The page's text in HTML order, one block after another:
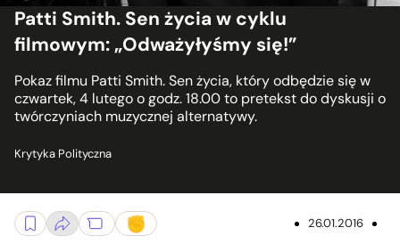
Patti Smith. Sen życia w cyklu
filmowym: „Odważyłyśmy się!”
Pokaz filmu Patti Smith. Sen życia, który odbędzie się w
czwartek, 4 lutego o godz. 18.00 to pretekst do dyskusji o
twórczyniach muzycznej alternatywy.
Krytyka Polityczna
26.01.2016